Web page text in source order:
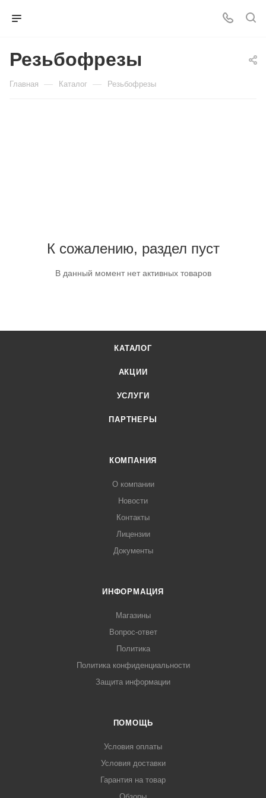
Резьбофрезы
Главная — Каталог — Резьбофрезы
К сожалению, раздел пуст
В данный момент нет активных товаров
КАТАЛОГ
АКЦИИ
УСЛУГИ
ПАРТНЕРЫ
КОМПАНИЯ
О компании
Новости
Контакты
Лицензии
Документы
ИНФОРМАЦИЯ
Магазины
Вопрос-ответ
Политика
Политика конфиденциальности
Защита информации
ПОМОЩЬ
Условия оплаты
Условия доставки
Гарантия на товар